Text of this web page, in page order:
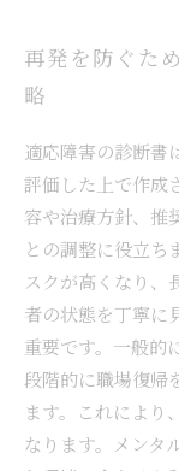
再発を防ぐた
略
適応障害の診断書
評価した上で作成
容や治療方針、推
との調整に役立ち
スクが高くなり、
者の状態を丁寧に
重要です。一般的
段階的に職場復帰
ます。これにより
なります。メンタ